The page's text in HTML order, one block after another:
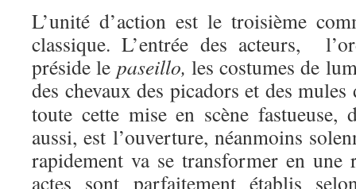
L’unité d’action est le troisième
classique. L’entrée des acteurs,
préside le paseillo, les costumes de
des chevaux des picadors et des mules
toute cette mise en scène fastueuse,
aussi, est l’ouverture, néanmoins
rapidement va se transformer en une
actes sont parfaitement établis